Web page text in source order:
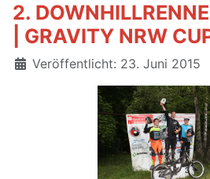
2.
| GRAVITY NRW
Details
Veröffentlicht: 23. Juni 2015